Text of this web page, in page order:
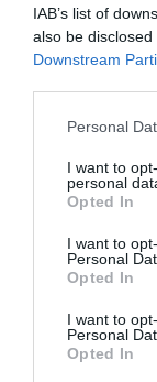
IAB’s list of
also be
Downstream
Personal
I want to
personal
Opted In
I want to
Personal
Opted In
I want to
Personal
Opted In